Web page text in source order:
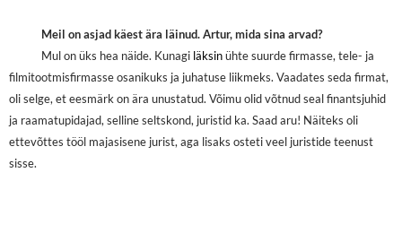
Meil on asjad käest ära läinud. Artur, mida sina arvad?
Mul on üks hea näide. Kunagi läksinühte suurde firmasse, tele- ja
filmitootmisfirmasse osanikuks ja juhatuse liikmeks. Vaadates seda firmat,
oli selge, et eesmärk on ära unustatud. Võimu olid võtnud seal finantsjuhid
ja raamatupidajad, selline seltskond, juristid ka. Saad aru! Näiteks oli
ettevõttes tööl majasisene jurist, aga lisaks osteti veel juristide teenust
sisse.